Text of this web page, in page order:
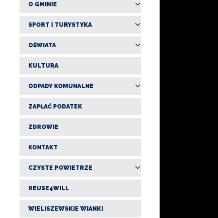
O GMINIE
SPORT I TURYSTYKA
OŚWIATA
KULTURA
ODPADY KOMUNALNE
ZAPŁAĆ PODATEK
ZDROWIE
KONTAKT
CZYSTE POWIETRZE
REUSE4WILL
WIELISZEWSKIE WIANKI